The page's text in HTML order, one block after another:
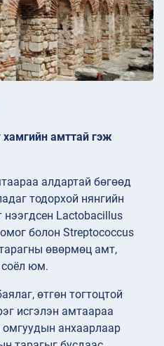
хамгийн амттай гэж
алдартай бөгөөд
тодорхой нянгийн
Lactobacillus
болон Streptococcus
өвөрмөц амт,
соёл юм.
өтгөн тогтоцтой
исгэлэн амтаараа
омгуудын анхаарлаар